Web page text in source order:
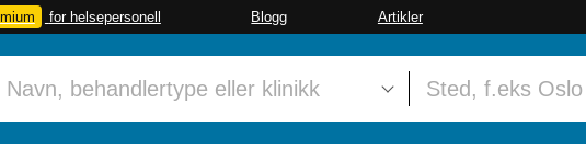
for helsepersonell Blogg Artikler